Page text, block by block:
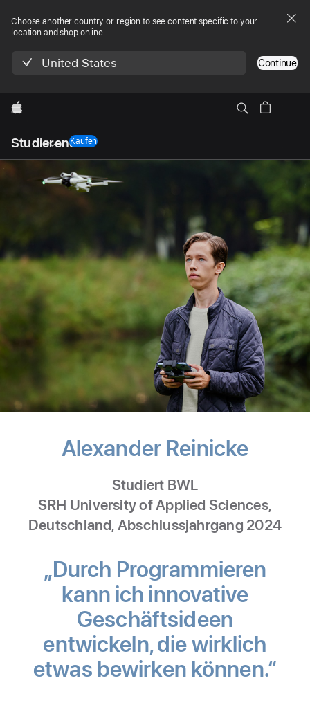
Choose another country or region to see content specific to your
location and shop online.
United States Continue
Apple
Studierende
Navigation
Menü
öffnen
Kaufen
Alexander Reinicke
Studiert BWL
SRH University of Applied Sciences,
Deutschland, Abschlussjahrgang 2024
„Durch Programmieren
kann ich innova­tive
Geschäftsideen
entwickeln, die wirklich
etwas bewirken können.“